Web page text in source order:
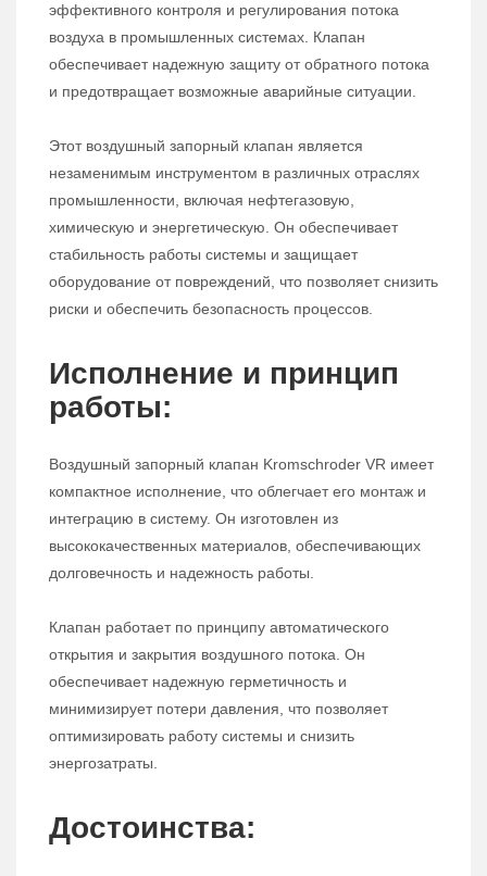
эффективного контроля и регулирования потока
воздуха в промышленных системах. Клапан
обеспечивает надежную защиту от обратного потока
и предотвращает возможные аварийные ситуации.
Этот воздушный запорный клапан является
незаменимым инструментом в различных отраслях
промышленности, включая нефтегазовую,
химическую и энергетическую. Он обеспечивает
стабильность работы системы и защищает
оборудование от повреждений, что позволяет снизить
риски и обеспечить безопасность процессов.
Исполнение и принцип
работы:
Воздушный запорный клапан Kromschroder VR имеет
компактное исполнение, что облегчает его монтаж и
интеграцию в систему. Он изготовлен из
высококачественных материалов, обеспечивающих
долговечность и надежность работы.
Клапан работает по принципу автоматического
открытия и закрытия воздушного потока. Он
обеспечивает надежную герметичность и
минимизирует потери давления, что позволяет
оптимизировать работу системы и снизить
энергозатраты.
Достоинства: